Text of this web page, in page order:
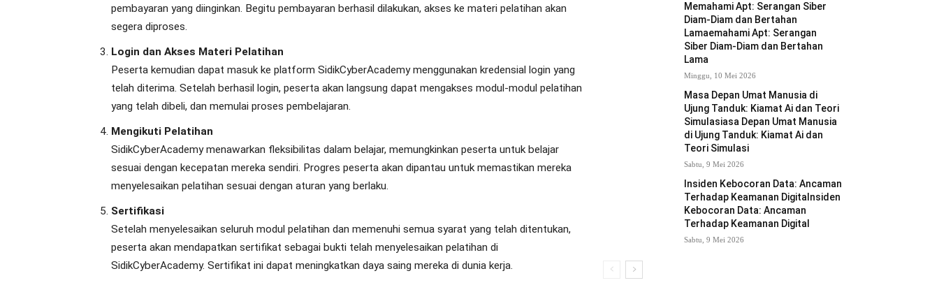
pembayaran yang diinginkan. Begitu pembayaran berhasil dilakukan, akses ke materi pelatihan akan
segera diproses.
Login dan Akses Materi Pelatihan
Peserta kemudian dapat masuk ke platform SidikCyberAcademy menggunakan kredensial login yang
telah diterima. Setelah berhasil login, peserta akan langsung dapat mengakses modul-modul pelatihan
yang telah dibeli, dan memulai proses pembelajaran.
Mengikuti Pelatihan
SidikCyberAcademy menawarkan fleksibilitas dalam belajar, memungkinkan peserta untuk belajar
sesuai dengan kecepatan mereka sendiri. Progres peserta akan dipantau untuk memastikan mereka
menyelesaikan pelatihan sesuai dengan aturan yang berlaku.
Sertifikasi
Setelah menyelesaikan seluruh modul pelatihan dan memenuhi semua syarat yang telah ditentukan,
peserta akan mendapatkan sertifikat sebagai bukti telah menyelesaikan pelatihan di
SidikCyberAcademy. Sertifikat ini dapat meningkatkan daya saing mereka di dunia kerja.
Memahami Apt: Serangan Siber
Diam-Diam dan Bertahan
Lamaemahami Apt: Serangan
Siber Diam-Diam dan Bertahan
Lama
Minggu, 10 Mei 2026
Masa Depan Umat Manusia di
Ujung Tanduk: Kiamat Ai dan Teori
Simulasiasa Depan Umat Manusia
di Ujung Tanduk: Kiamat Ai dan
Teori Simulasi
Sabtu, 9 Mei 2026
Insiden Kebocoran Data: Ancaman
Terhadap Keamanan Digitalnsiden
Kebocoran Data: Ancaman
Terhadap Keamanan Digital
Sabtu, 9 Mei 2026